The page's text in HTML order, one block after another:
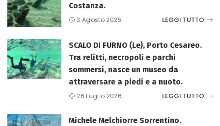
Costanza.
3 Agosto 2026 LEGGI TUTTO
SCALO DI FURNO (Le), Porto Cesareo.
Tra relitti, necropoli e parchi
sommersi, nasce un museo da
attraversare a piedi e a nuoto.
26 Luglio 2026 LEGGI TUTTO
Michele Melchiorre Sorrentino.